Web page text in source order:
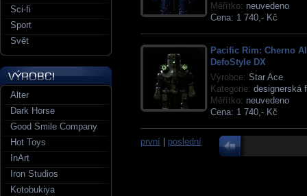
Měřítko: neuvedeno
Cena: 1 740,- Kč
Pacific Rim: Cherno
DefoStyle DX
Výrobce: Star Ace
Kategorie: designerská
Měřítko: neuvedeno
Cena: 1 740,- Kč
první poslední
Sci-fi
Sport
Svět
Alter
Dark Horse
Good Smile Company
Hot Toys
InArt
Iron Studios
Kotobukiya